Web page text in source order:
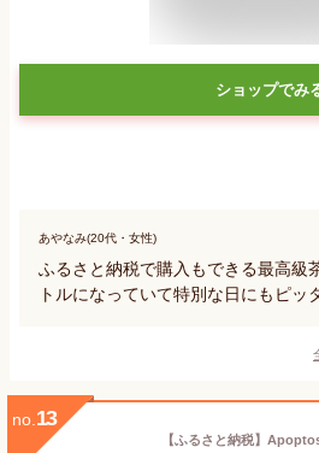
ショップでみ
あやなみ(20代・女性)
ふるさと納税で購入もできる最高級
トルになっていて特別な日にもピッ
no. 13
【ふるさと納税】